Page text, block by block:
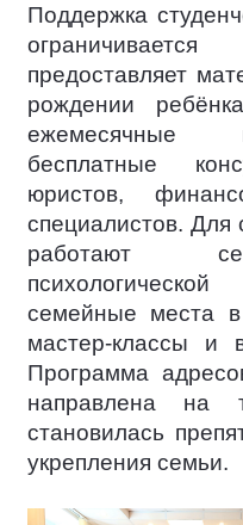
Поддержка
предоставляет
рождении
ежемесячные
бесплатные
юристов,
специалистов. Для
работают
семейные места
мастер-классы и
Программа
направлена на
становилась
укрепления семьи.